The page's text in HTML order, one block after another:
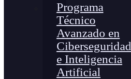
Programa
Técnico
Avanzado en
Ciberseguridad
e Inteligencia
Artificial